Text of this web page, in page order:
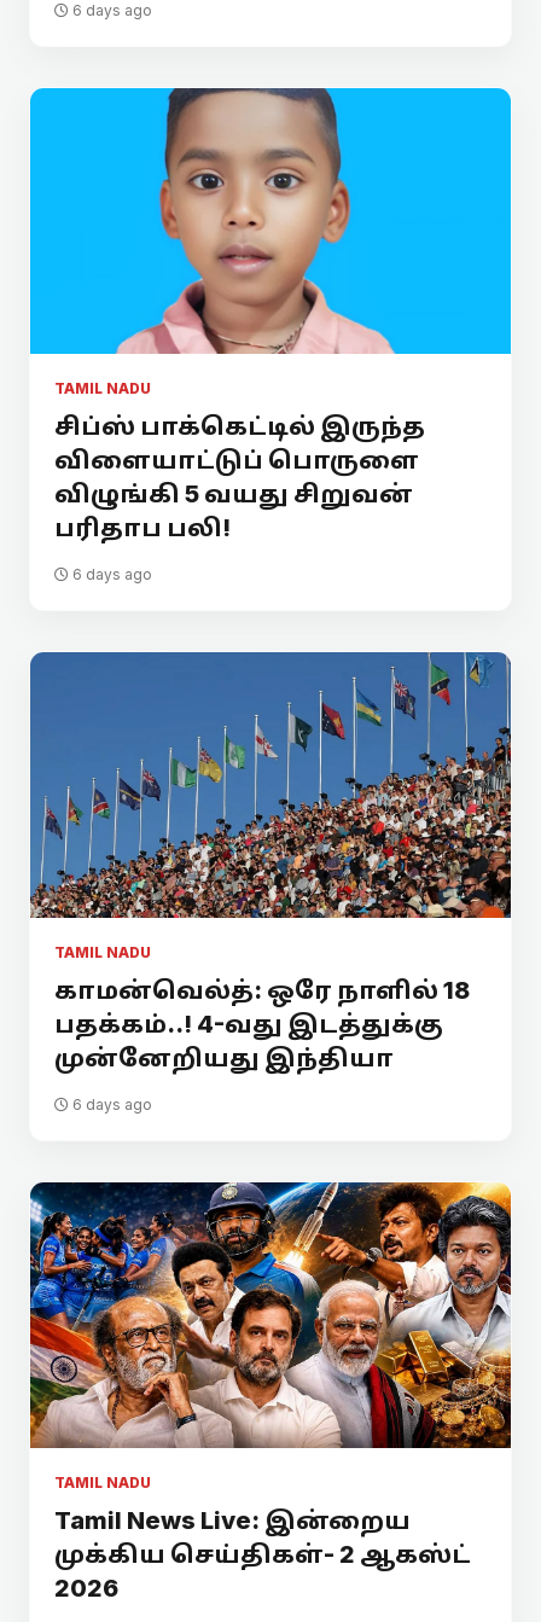
6 days ago
TAMIL NADU
சிப்ஸ் பாக்கெட்டில் இருந்த
விளையாட்டுப் பொருளை
விழுங்கி 5 வயது சிறுவன்
பரிதாப பலி!
6 days ago
TAMIL NADU
காமன்வெல்த்: ஒரே நாளில் 18
பதக்கம்..! 4-வது இடத்துக்கு
முன்னேறியது இந்தியா
6 days ago
TAMIL NADU
Tamil News Live: இன்றைய
முக்கிய செய்திகள்- 2 ஆகஸ்ட்
2026